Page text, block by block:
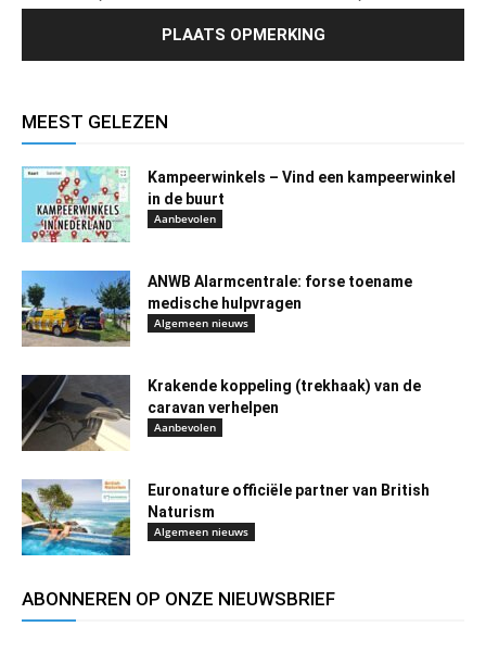
MEEST GELEZEN
Kampeerwinkels – Vind een kampeerwinkel
in de buurt
Aanbevolen
ANWB Alarmcentrale: forse toename
medische hulpvragen
Algemeen nieuws
Krakende koppeling (trekhaak) van de
caravan verhelpen
Aanbevolen
Euronature officiële partner van British
Naturism
Algemeen nieuws
ABONNEREN OP ONZE NIEUWSBRIEF